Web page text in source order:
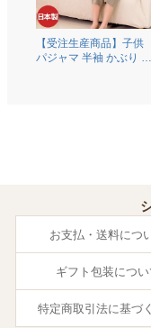
【受注生産商品】子供
パジャマ 半袖 かぶり 丸
お支払・送料につ
ギフト包装につ
特定商取引法に基づ